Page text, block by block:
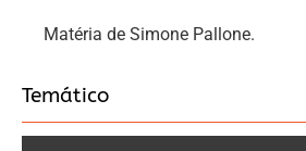
Matéria de Simone Pallone.
Temático